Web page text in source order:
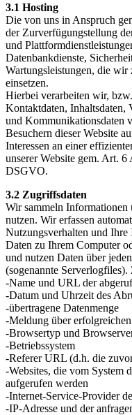
3.1 Hosting
Die von uns in Anspruch
der Zurverfügungstellung
und
Datenbankdienste,
Wartungsleistungen, die wir
einsetzen.
Hierbei verarbeiten wir,
Kontaktdaten, Inhaltsdaten,
und Kommunikationsdaten
Besuchern dieser Website
Interessen an einer
unserer Website gem. Art.
DSGVO.
3.2 Zugriffsdaten
Wir sammeln Informationen
nutzen. Wir erfassen
Nutzungsverhalten und
Daten zu Ihrem Computer
und nutzen Daten über
(sogenannte
-Name und URL der
-Datum und Uhrzeit des
-übertragene Datenmenge
-Meldung über
-Browsertyp und
-Betriebssystem
-Referer URL (d.h. die
-Websites, die vom System
aufgerufen werden
-Internet-Service-Provider
-IP-Adresse und der